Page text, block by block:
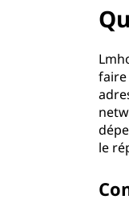
faire
le